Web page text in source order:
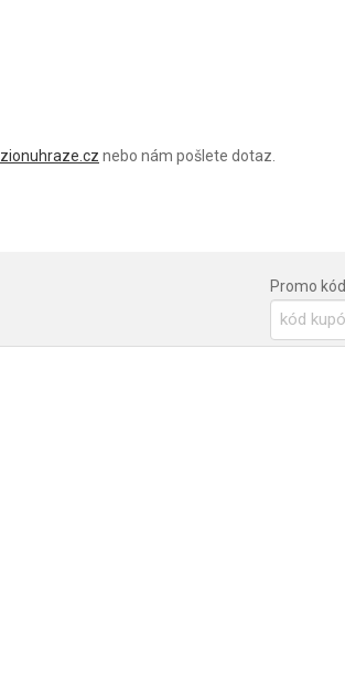
nebo nám pošlete dotaz.
Promo kód